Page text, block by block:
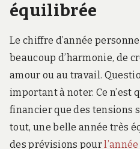
équilibrée
Le chiffre d’année
beaucoup d’harmonie, de
amour ou au travail.
important à noter. Ce n’est
financier que des tensions
tout, une belle année très
des prévisions pour